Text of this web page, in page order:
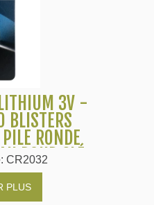
3V -
BLISTERS
RONDE
POUR CLÉ
CR2032
PLUS